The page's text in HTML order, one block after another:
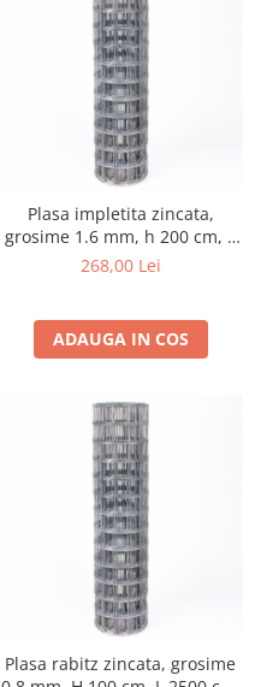
Plasa impletita zincata,
grosime 1.6 mm, h 200 cm, L
1000 cm, gri
268,00 Lei
ADAUGA IN COS
Plasa rabitz zincata, grosime